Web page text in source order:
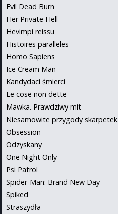
Evil Dead Burn
Her Private Hell
Hevimpi reissu
Histoires paralleles
Homo Sapiens
Ice Cream Man
Kandydaci śmierci
Le cose non dette
Mawka. Prawdziwy mit
Niesamowite przygody skarpetek
Obsession
Odzyskany
One Night Only
Psi Patrol
Spider-Man: Brand New Day
Spiked
Straszydła